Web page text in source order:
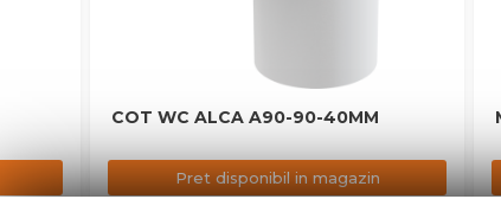
COT WC ALCA A90-90-40MM
Pret disponibil in magazin